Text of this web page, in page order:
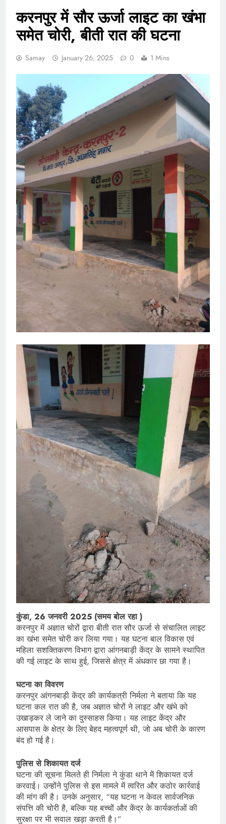
करनपुर में सौर ऊर्जा लाइट का खंभा
समेत चोरी, बीती रात की घटना
Samay January 26, 2025 0 1 Mins
कुंडा, 26 जनवरी 2025 (समय बोल रहा )
करनपुर में अज्ञात चोरों द्वारा बीती रात सौर ऊर्जा से संचालित लाइट
का खंभा समेत चोरी कर लिया गया। यह घटना बाल विकास एवं
महिला सशक्तिकरण विभाग द्वारा आंगनबाड़ी केंद्र के सामने स्थापित
की गई लाइट के साथ हुई, जिससे क्षेत्र में अंधकार छा गया है।
घटना का विवरण
करनपुर आंगनबाड़ी केंद्र की कार्यकत्री निर्मला ने बताया कि यह
घटना कल रात की है, जब अज्ञात चोरों ने लाइट और खंभे को
उखाड़कर ले जाने का दुस्साहस किया। यह लाइट केंद्र और
आसपास के क्षेत्र के लिए बेहद महत्वपूर्ण थी, जो अब चोरी के कारण
बंद हो गई है।
पुलिस से शिकायत दर्ज
घटना की सूचना मिलते ही निर्मला ने कुंडा थाने में शिकायत दर्ज
करवाई। उन्होंने पुलिस से इस मामले में त्वरित और कठोर कार्रवाई
की मांग की है। उनके अनुसार, “यह घटना न केवल सार्वजनिक
संपत्ति की चोरी है, बल्कि यह बच्चों और केंद्र के कार्यकर्ताओं की
सुरक्षा पर भी सवाल खड़ा करती है।”